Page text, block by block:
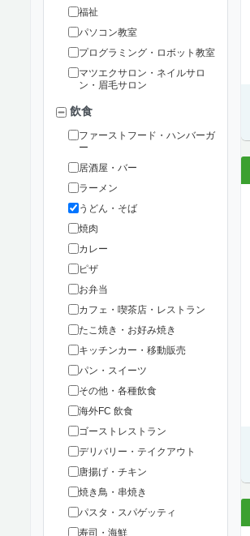
福祉
パソコン教室
プログラミング・ロボット教室
マツエクサロン・ネイルサロ
ン・眉毛サロン
飲食
ファーストフード・ハンバーガ
ー
居酒屋・バー
ラーメン
うどん・そば
焼肉
カレー
ピザ
お弁当
カフェ・喫茶店・レストラン
たこ焼き・お好み焼き
キッチンカー・移動販売
パン・スイーツ
その他・各種飲食
海外FC 飲食
ゴーストレストラン
デリバリー・テイクアウト
唐揚げ・チキン
焼き鳥・串焼き
パスタ・スパゲッティ
寿司・海鮮